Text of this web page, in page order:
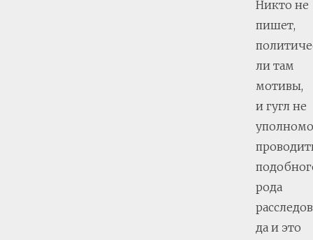
Никто не
пишет,
ли там
мотивы,
и гугл не
рода
да и это